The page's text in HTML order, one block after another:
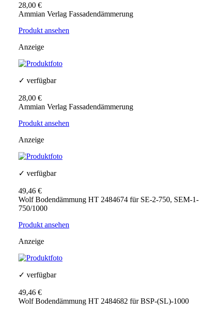
28,00 €
Ammian Verlag Fassadendämmerung
Produkt ansehen
Anzeige
✓ verfügbar
28,00 €
Ammian Verlag Fassadendämmerung
Produkt ansehen
Anzeige
✓ verfügbar
49,46 €
Wolf Bodendämmung HT 2484674 für SE-2-750, SEM-1-
750/1000
Produkt ansehen
Anzeige
✓ verfügbar
49,46 €
Wolf Bodendämmung HT 2484682 für BSP-(SL)-1000